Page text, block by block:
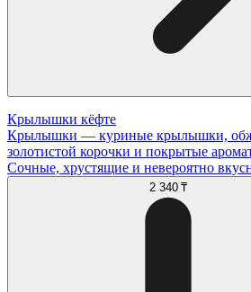
Крылышки кёфте
Крылышки — куриные крылышки,
золотистой корочки и покрытые
Сочные, хрустящие и невероятно
2 340 ₸